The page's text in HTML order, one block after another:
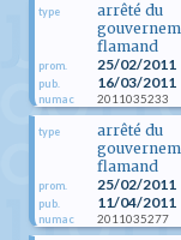
type
arrêté du
flamand
prom. 25/02/2011
pub. 16/03/2011
numac 2011035233
type
arrêté du
flamand
prom. 25/02/2011
pub. 11/04/2011
numac 2011035277